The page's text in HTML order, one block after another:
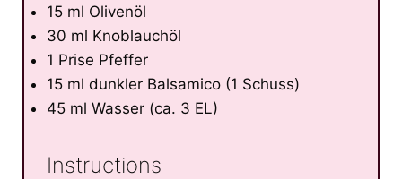
15 ml Olivenöl
30 ml Knoblauchöl
1 Prise Pfeffer
15 ml dunkler Balsamico (1 Schuss)
45 ml Wasser (ca. 3 EL)
Instructions